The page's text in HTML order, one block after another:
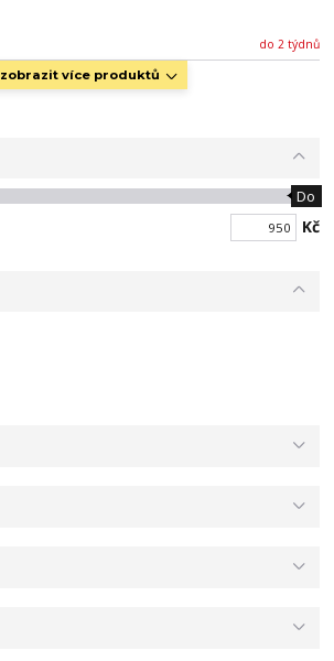
do 2 týdnů
zobrazit více produktů
Do
Kč